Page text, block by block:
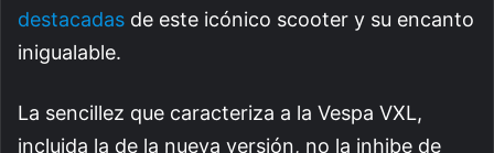
destacadas de este icónico scooter y su encanto
inigualable.
La sencillez que caracteriza a la Vespa VXL,
incluida la de la nueva versión, no la inhibe de